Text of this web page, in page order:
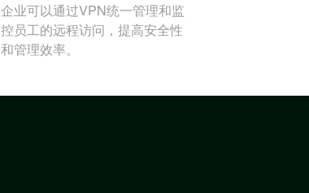
企业可以通过VPN统一管理和监
控员工的远程访问，提高安全性
和管理效率。